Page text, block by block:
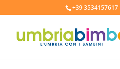
+39 3534157617